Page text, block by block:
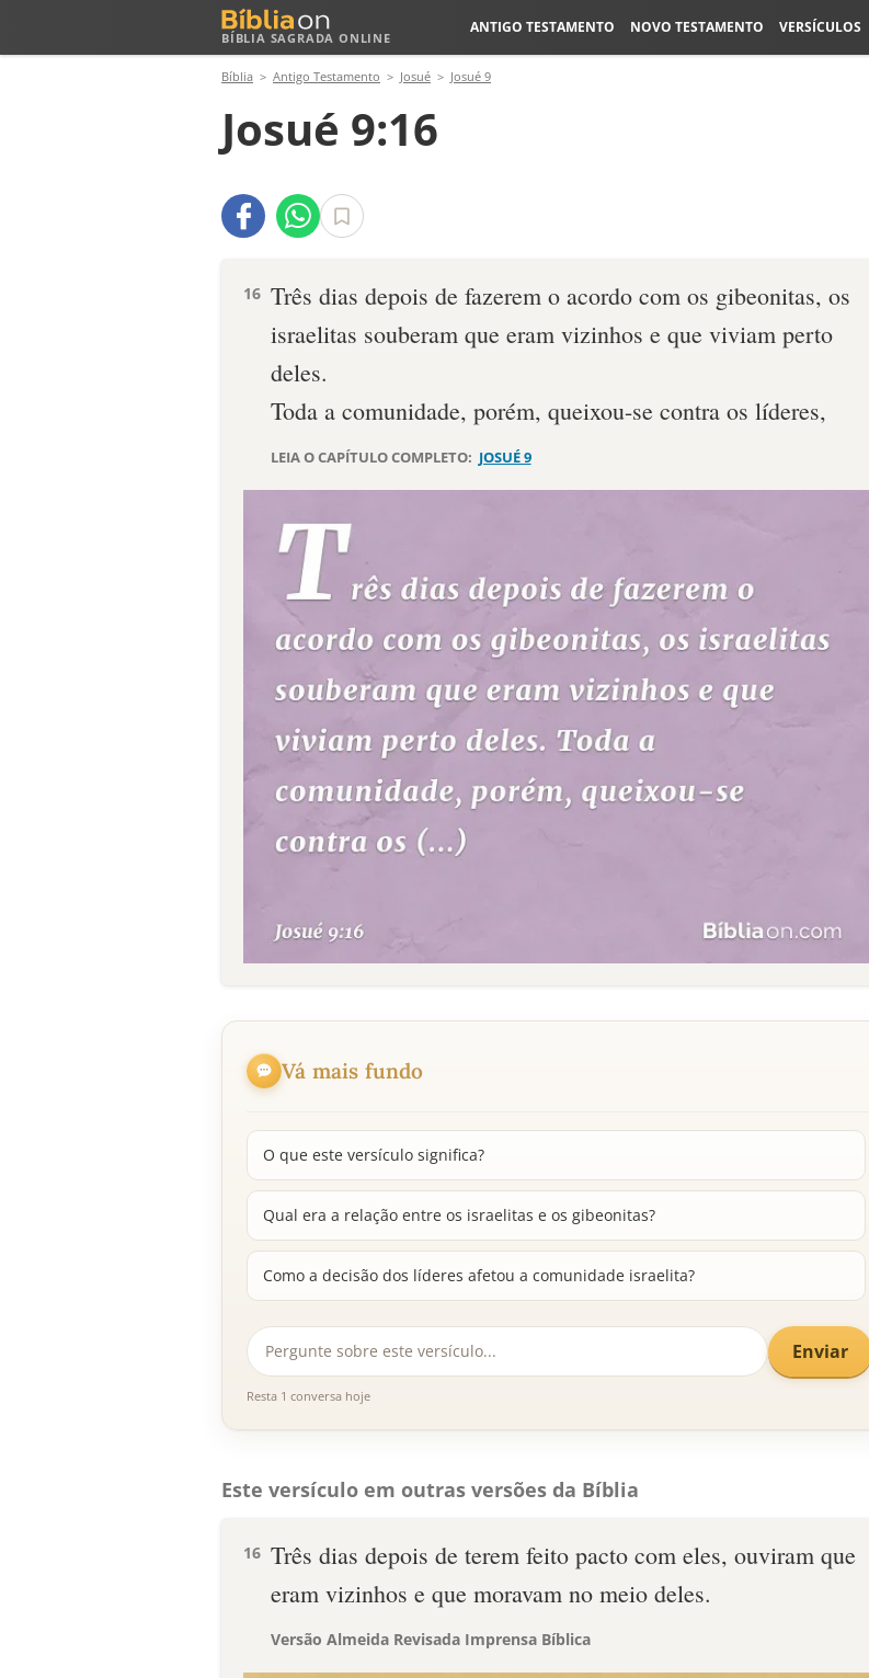
BÍBLIA SAGRADA ONLINE
ANTIGO TESTAMENTO NOVO TESTAMENTO VERSÍCULOS
Bíblia Antigo Testamento Josué Josué 9
Josué 9:16
16 Três dias depois de fazerem o acordo com os gibeonitas, os
israelitas souberam que eram vizinhos e que viviam perto
deles.
Toda a comunidade, porém, queixou-se contra os líderes,
LEIA O CAPÍTULO COMPLETO: JOSUÉ 9
Vá mais fundo
O que este versículo significa?
Qual era a relação entre os israelitas e os gibeonitas?
Como a decisão dos líderes afetou a comunidade israelita?
Enviar
Resta 1 conversa hoje
Este versículo em outras versões da Bíblia
16 Três dias depois de terem feito pacto com eles, ouviram que
eram vizinhos e que moravam no meio deles.
Versão Almeida Revisada Imprensa Bíblica